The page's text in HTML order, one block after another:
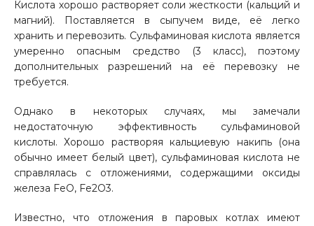
Кислота хорошо растворяет соли жесткости (кальций и
магний). Поставляется в сыпучем виде, её легко
хранить и перевозить. Сульфаминовая кислота является
умеренно опасным средство (3 класс), поэтому
дополнительных разрешений на её перевозку не
требуется.
Однако в некоторых случаях, мы замечали
недостаточную эффективность сульфаминовой
кислоты. Хорошо растворяя кальциевую накипь (она
обычно имеет белый цвет), сульфаминовая кислота не
справлялась с отложениями, содержащими оксиды
железа FeO, Fe2O3.
Известно, что отложения в паровых котлах имеют